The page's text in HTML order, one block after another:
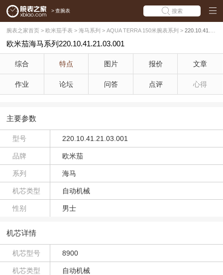
> 查腕表 搜索
腕表之家首页 > 欧米茄手表 > 海马系列 > AQUA TERRA 150米腕表系列 > 220.10.41.21.03.001
欧米茄海马系列220.10.41.21.03.001
综合 特点 图片 报价 文章
作业 论坛 问答 点评 心得
主要参数
型号 220.10.41.21.03.001
品牌 欧米茄
系列 海马
机芯类型 自动机械
性别 男士
机芯详情
机芯型号 8900
机芯类型 自动机械